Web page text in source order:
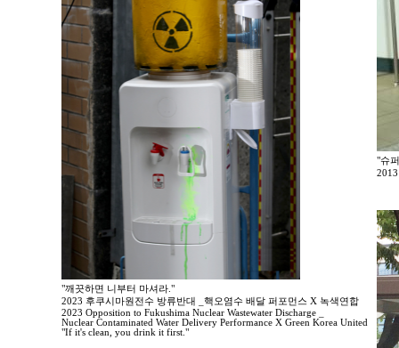
"깨끗하면 니부터 마셔라."
2023 후쿠시마원전수 방류반대 _핵오염수 배달 퍼포먼스 X 녹색연합
2023 Opposition to Fukushima Nuclear Wastewater Discharge _
Nuclear Contaminated Water Delivery Performance X Green Korea United
"If it's clean, you drink it first."
"슈